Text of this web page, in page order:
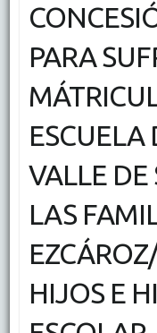
PARA
ESCUELA
VALLE DE
LAS
HIJOS E